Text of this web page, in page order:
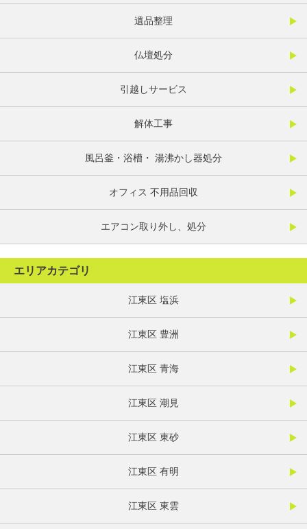
遺品整理
仏壇処分
引越しサービス
解体工事
風呂釜・浴槽・ 湯沸かし器処分
オフィス 不用品回収
エアコン取り外し、処分
エリアカテゴリ
江東区 塩浜
江東区 豊洲
江東区 青海
江東区 潮見
江東区 東砂
江東区 有明
江東区 東雲